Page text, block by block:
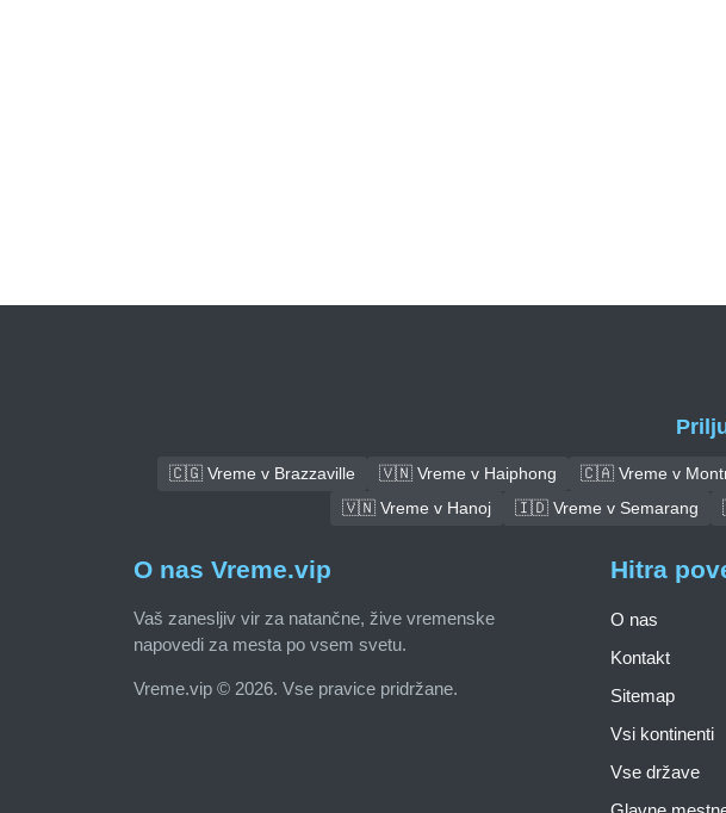
🇨🇬 Vreme v Brazzaville 🇻🇳 Vreme v Haiphong 🇨🇦 Vreme v
🇻🇳 Vreme v Hanoj
🇮🇩 Vreme v Semarang
O nas Vreme.vip
Vaš zanesljiv vir za natančne, žive vremenske
napovedi za mesta po vsem svetu.
Vreme.vip © 2026. Vse pravice pridržane.
Hitra
O nas
Kontakt
Sitemap
Vsi kontinenti
Vse države